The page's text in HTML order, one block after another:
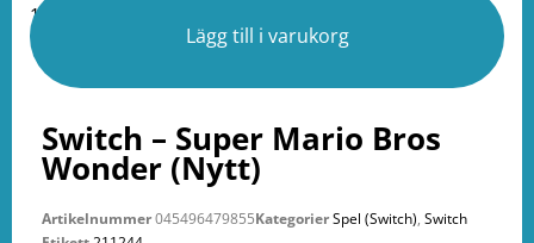
1 i lager
Lägg till i varukorg
Switch – Super Mario Bros
Wonder (Nytt)
Artikelnummer045496479855KategorierSpel (Switch), Switch